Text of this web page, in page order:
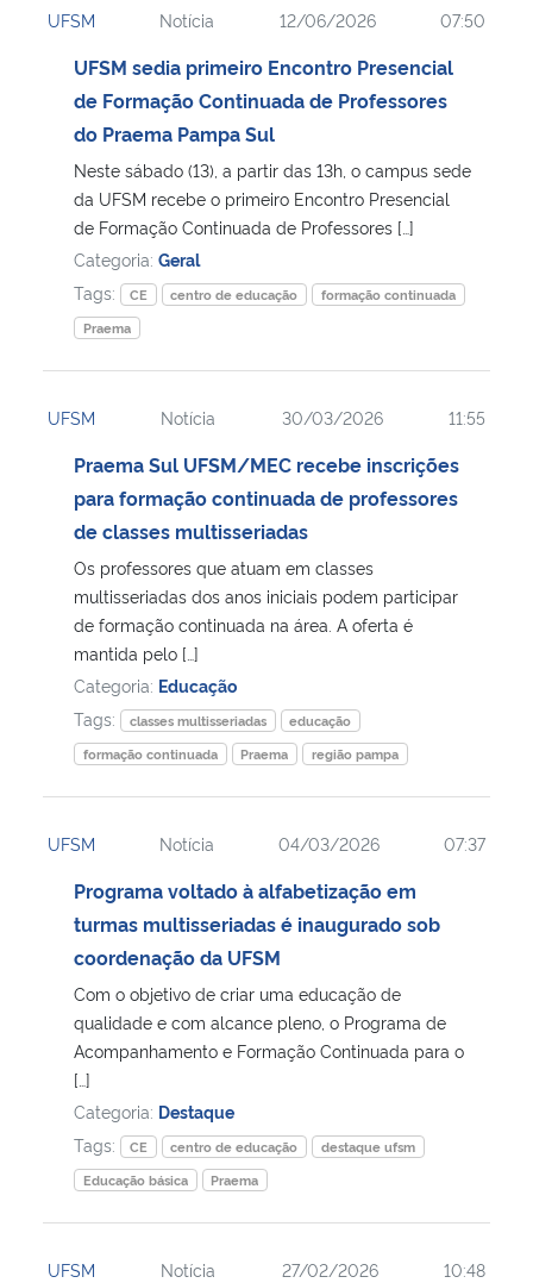
Ministério da Cidadania
Ministério de Minas e Energia
Ministério da Ciência, Tecnologia, Inovações e Comunicações
Ministério do Meio Ambiente
Ministério do Turismo
Controladoria-Geral da União
Ministério da Mulher, da Família e dos Direitos Humanos
Secretaria-Geral
Secretaria de Governo
Gabinete de Segurança Institucional
Banco Central do Brasil
UFSM Notícia 12/06/2026 07:50
UFSM sedia primeiro Encontro Presencial
de Formação Continuada de Professores
do Praema Pampa Sul
Neste sábado (13), a partir das 13h, o campus sede
da UFSM recebe o primeiro Encontro Presencial
de Formação Continuada de Professores […]
Categoria: Geral
Tags:
CE centro de educação
formação continuada
Praema
UFSM Notícia 30/03/2026 11:55
Praema Sul UFSM/MEC recebe inscrições
para formação continuada de professores
de classes multisseriadas
Os professores que atuam em classes
multisseriadas dos anos iniciais podem participar
de formação continuada na área. A oferta é
mantida pelo […]
Categoria: Educação
Tags:
classes multisseriadas
educação
formação continuada
Praema região pampa
UFSM Notícia 04/03/2026 07:37
Programa voltado à alfabetização em
turmas multisseriadas é inaugurado sob
coordenação da UFSM
Com o objetivo de criar uma educação de
qualidade e com alcance pleno, o Programa de
Acompanhamento e Formação Continuada para o
[…]
Categoria: Destaque
Tags:
CE centro de educação
destaque ufsm
Educação básica
Praema
UFSM Notícia 27/02/2026 10:48